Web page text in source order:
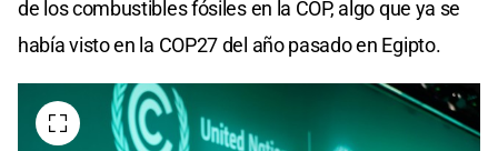
de los combustibles fósiles en la COP, algo que ya se
había visto en la COP27 del año pasado en Egipto.